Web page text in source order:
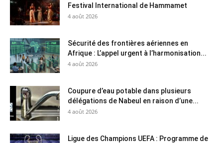
Festival International de Hammamet
4 août 2026
Sécurité des frontières aériennes en
Afrique : L’appel urgent à l’harmonisation...
4 août 2026
Coupure d’eau potable dans plusieurs
délégations de Nabeul en raison d’une...
4 août 2026
Ligue des Champions UEFA : Programme de